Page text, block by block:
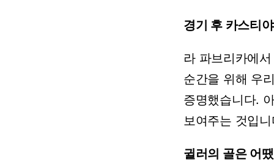
경기 후 카스티야
라 파브리카에서
순간을 위해 우
증명했습니다.
보여주는 것입
귈러의 골은어